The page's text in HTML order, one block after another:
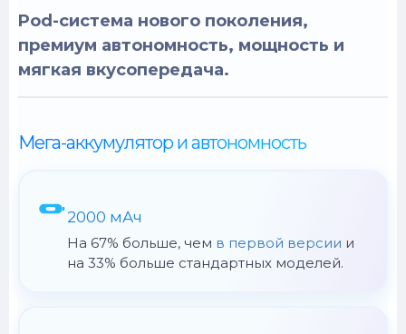
Pod-система нового поколения,
премиум автономность, мощность и
мягкая вкусопередача.
Мега-аккумулятор и автономность
2000 мАч
На 67% больше, чем в первой версии и
на 33% больше стандартных моделей.